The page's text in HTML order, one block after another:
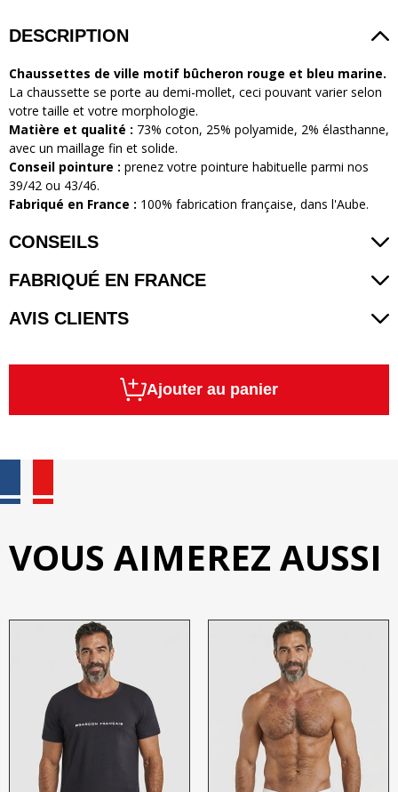
DESCRIPTION
Chaussettes de ville motif bûcheron rouge et bleu marine.
La chaussette se porte au demi-mollet, ceci pouvant varier selon
votre taille et votre morphologie.
Matière et qualité : 73% coton, 25% polyamide, 2% élasthanne,
avec un maillage fin et solide.
Conseil pointure : prenez votre pointure habituelle parmi nos
39/42 ou 43/46.
Fabriqué en France : 100% fabrication française, dans l'Aube.
CONSEILS
FABRIQUÉ EN FRANCE
AVIS CLIENTS
Ajouter au panier
VOUS AIMEREZ AUSSI